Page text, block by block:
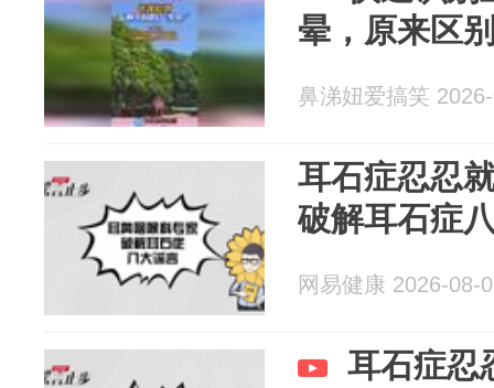
晕，原来区
鼻涕妞爱搞笑
耳石症忍忍
破解耳石症
网易健康 2026-08-
耳石症忍